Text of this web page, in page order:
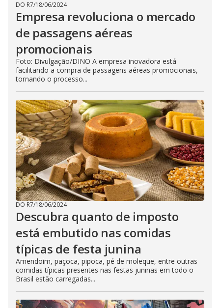
DO R7/18/06/2024
Empresa revoluciona o mercado
de passagens aéreas
promocionais
Foto: Divulgação/DINO A empresa inovadora está
facilitando a compra de passagens aéreas promocionais,
tornando o processo...
DO R7/18/06/2024
Descubra quanto de imposto
está embutido nas comidas
típicas de festa junina
Amendoim, paçoca, pipoca, pé de moleque, entre outras
comidas típicas presentes nas festas juninas em todo o
Brasil estão carregadas...